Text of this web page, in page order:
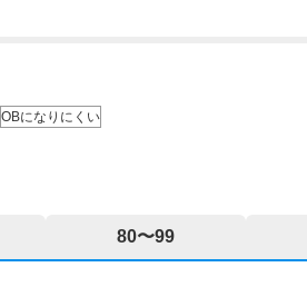
OBになりにくい
80〜99